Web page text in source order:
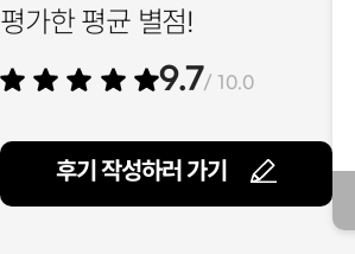
평가한 평균 별점!
9.7/ 10.0
후기 작성하러 가기